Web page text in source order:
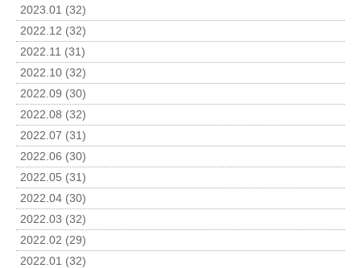
2023.01 (32)
2022.12 (32)
2022.11 (31)
2022.10 (32)
2022.09 (30)
2022.08 (32)
2022.07 (31)
2022.06 (30)
2022.05 (31)
2022.04 (30)
2022.03 (32)
2022.02 (29)
2022.01 (32)